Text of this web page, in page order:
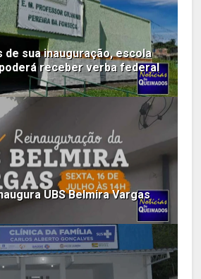
de sua inauguração, escola
receber verba federal
UBS Belmira Vargas